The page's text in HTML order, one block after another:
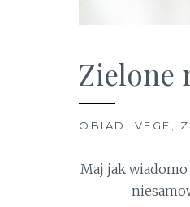
Zielone
OBIAD VEGE
Maj jak wiadomo